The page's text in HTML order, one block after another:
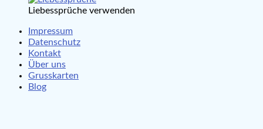
Liebessprüche verwenden
Impressum
Datenschutz
Kontakt
Über uns
Grusskarten
Blog